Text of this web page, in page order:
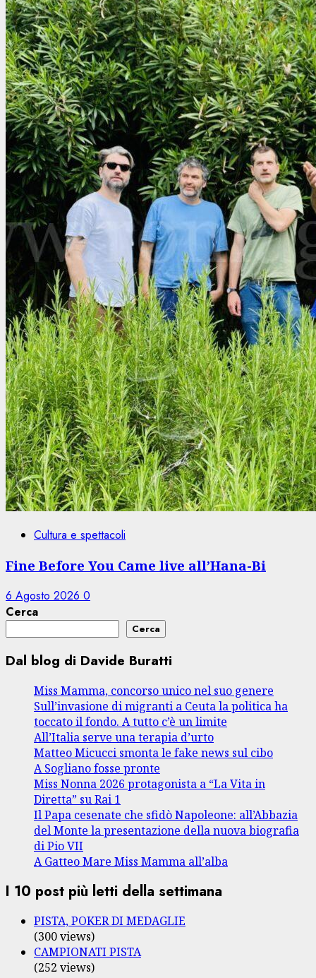
Cultura e spettacoli
Fine Before You Came live all’Hana-Bi
6 Agosto 2026 0
Cerca
Cerca
Dal blog di Davide Buratti
Miss Mamma, concorso unico nel suo genere
Sull’invasione di migranti a Ceuta la politica ha
toccato il fondo. A tutto c’è un limite
All’Italia serve una terapia d’urto
Matteo Micucci smonta le fake news sul cibo
A Sogliano fosse pronte
Miss Nonna 2026 protagonista a “La Vita in
Diretta” su Rai 1
Il Papa cesenate che sfidò Napoleone: all’Abbazia
del Monte la presentazione della nuova biografia
di Pio VII
A Gatteo Mare Miss Mamma all’alba
I 10 post più letti della settimana
PISTA, POKER DI MEDAGLIE
(300 views)
CAMPIONATI PISTA
(252 views)